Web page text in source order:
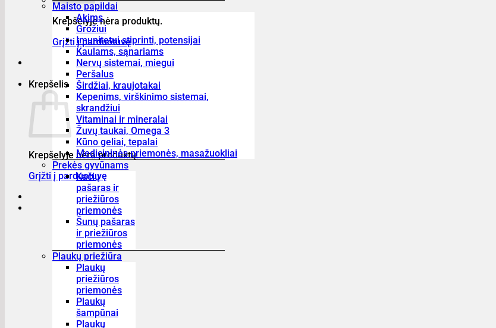
Krepšelyje nėra produktų.
Grįžti į parduotuvę
Krepšelis
Krepšelyje nėra produktų.
Grįžti į parduotuvę
Maisto papildai
Akims
Grožiui
Imunitetui stiprinti, potensijai
Kaulams, sąnariams
Nervų sistemai, miegui
Peršalus
Širdžiai, kraujotakai
Kepenims, virškinimo sistemai,
skrandžiui
Vitaminai ir mineralai
Žuvų taukai, Omega 3
Kūno geliai, tepalai
Medicininės priemonės, masažuokliai
Prekės gyvūnams
Kačių
pašaras ir
priežiūros
priemonės
Šunų pašaras
ir priežiūros
priemonės
Plaukų priežiūra
Plaukų
priežiūros
priemonės
Plaukų
šampūnai
Plaukų